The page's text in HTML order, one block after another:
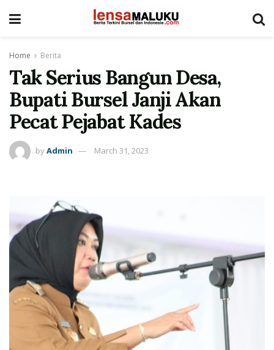
Home Berita
Tak Serius Bangun Desa,
Bupati Bursel Janji Akan
Pecat Pejabat Kades
byAdmin March 31, 2023